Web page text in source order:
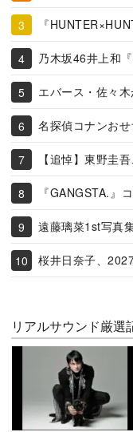
『
乃木坂46井上和
エバース・佐々
名探偵コナンお
【追悼】東野圭
『GANGSTA.』
遠藤璃菜1st写真
桜井日奈子、
リアルサウンド厳選